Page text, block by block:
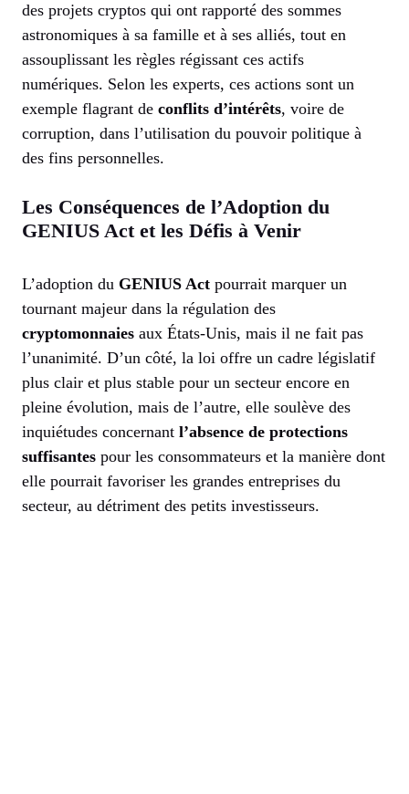
des projets cryptos qui ont rapporté des sommes
astronomiques à sa famille et à ses alliés, tout en
assouplissant les règles régissant ces actifs
numériques. Selon les experts, ces actions sont un
exemple flagrant de conflits d’intérêts, voire de
corruption, dans l’utilisation du pouvoir politique à
des fins personnelles.
Les Conséquences de l’Adoption du
GENIUS Act et les Défis à Venir
L’adoption du GENIUS Act pourrait marquer un
tournant majeur dans la régulation des
cryptomonnaies aux États-Unis, mais il ne fait pas
l’unanimité. D’un côté, la loi offre un cadre législatif
plus clair et plus stable pour un secteur encore en
pleine évolution, mais de l’autre, elle soulève des
inquiétudes concernant l’absence de protections
suffisantes pour les consommateurs et la manière dont
elle pourrait favoriser les grandes entreprises du
secteur, au détriment des petits investisseurs.